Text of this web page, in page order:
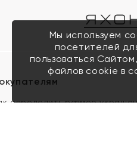
определить размер
Мы используем
посетителей
пользоваться
файлов cookie в